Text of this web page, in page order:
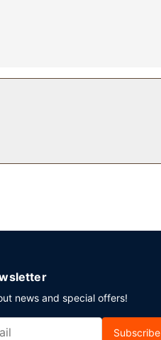
wie Schreibtische und
news and special offers!
Subscribe